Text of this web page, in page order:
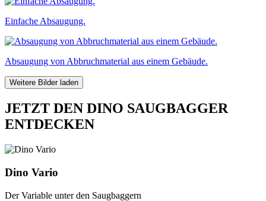
Einfache Absaugung.
Absaugung von Abbruchmaterial aus einem Gebäude.
Weitere Bilder laden
JETZT DEN DINO SAUGBAGGER
ENTDECKEN
Dino Vario
Der Variable unter den Saugbaggern